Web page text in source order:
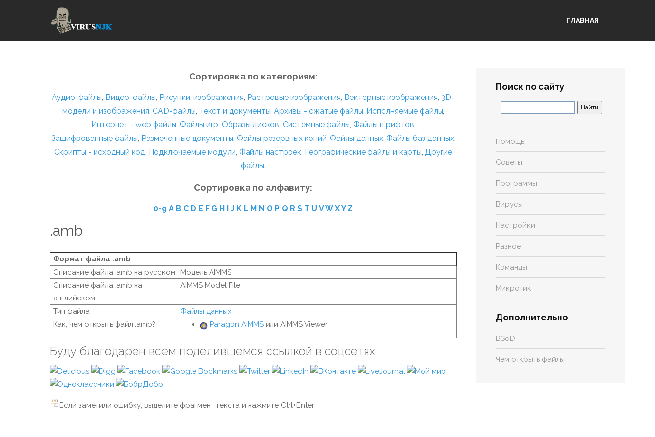
ГЛАВНАЯ
Сортировка по категориям:
Аудио-файлы, Видео-файлы, Рисунки, изображения, Растровые изображения, Векторные изображения, 3D-
модели и изображения, CAD-файлы, Текст и документы, Архивы - сжатые файлы, Исполняемые файлы,
Интернет - web файлы, Файлы игр, Образы дисков, Системные файлы, Файлы шрифтов,
Зашифрованные файлы, Размеченные документы, Файлы резервных копий, Файлы данных, Файлы баз данных,
Скрипты - исходный код, Подключаемые модули, Файлы настроек, Географические файлы и карты, Другие
файлы.
Сортировка по алфавиту:
0-9 A B C D E F G H I J K L M N O P Q R S T U VW XY Z
.amb
Формат файла .amb
Описание файла .amb на русском
Модель AIMMS
Описание файла .amb на
английском
AIMMS Model File
Тип файла
Файлы данных
Как, чем открыть файл .amb?
Paragon AIMMS или AIMMS Viewer
Буду благодарен всем поделившемся ссылкой в соцсетях
Если заметили ошибку, выделите фрагмент текста и нажмите Ctrl+Enter
Поиск по сайту
Помощь
Советы
Программы
Вирусы
Настройки
Разное
Команды
Микротик
Дополнительно
BSoD
Чем открыть файлы